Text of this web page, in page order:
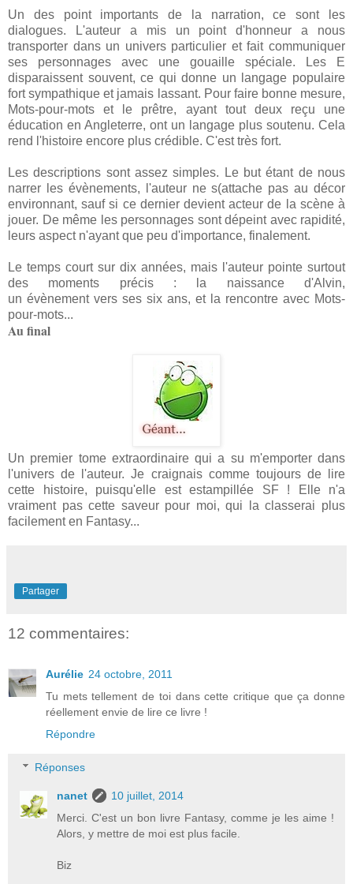
Un des point importants de la narration, ce sont les
dialogues. L'auteur a mis un point d'honneur a nous
transporter dans un univers particulier et fait communiquer
ses personnages avec une gouaille spéciale. Les E
disparaissent souvent, ce qui donne un langage populaire
fort sympathique et jamais lassant. Pour faire bonne mesure,
Mots-pour-mots et le prêtre, ayant tout deux reçu une
éducation en Angleterre, ont un langage plus soutenu. Cela
rend l'histoire encore plus crédible. C'est très fort.
Les descriptions sont assez simples. Le but étant de nous
narrer les évènements, l'auteur ne s(attache pas au décor
environnant, sauf si ce dernier devient acteur de la scène à
jouer. De même les personnages sont dépeint avec rapidité,
leurs aspect n'ayant que peu d'importance, finalement.
Le temps court sur dix années, mais l'auteur pointe surtout
des moments précis : la naissance d'Alvin,
un évènement vers ses six ans, et la rencontre avec Mots-
pour-mots...
Au final
Un premier tome extraordinaire qui a su m'emporter dans
l'univers de l'auteur. Je craignais comme toujours de lire
cette histoire, puisqu'elle est estampillée SF ! Elle n'a
vraiment pas cette saveur pour moi, qui la classerai plus
facilement en Fantasy...
Partager
12 commentaires:
Aurélie 24 octobre, 2011
Tu mets tellement de toi dans cette critique que ça donne
réellement envie de lire ce livre !
Répondre
Réponses
nanet
10 juillet, 2014
Merci. C'est un bon livre Fantasy, comme je les aime !
Alors, y mettre de moi est plus facile.
Biz